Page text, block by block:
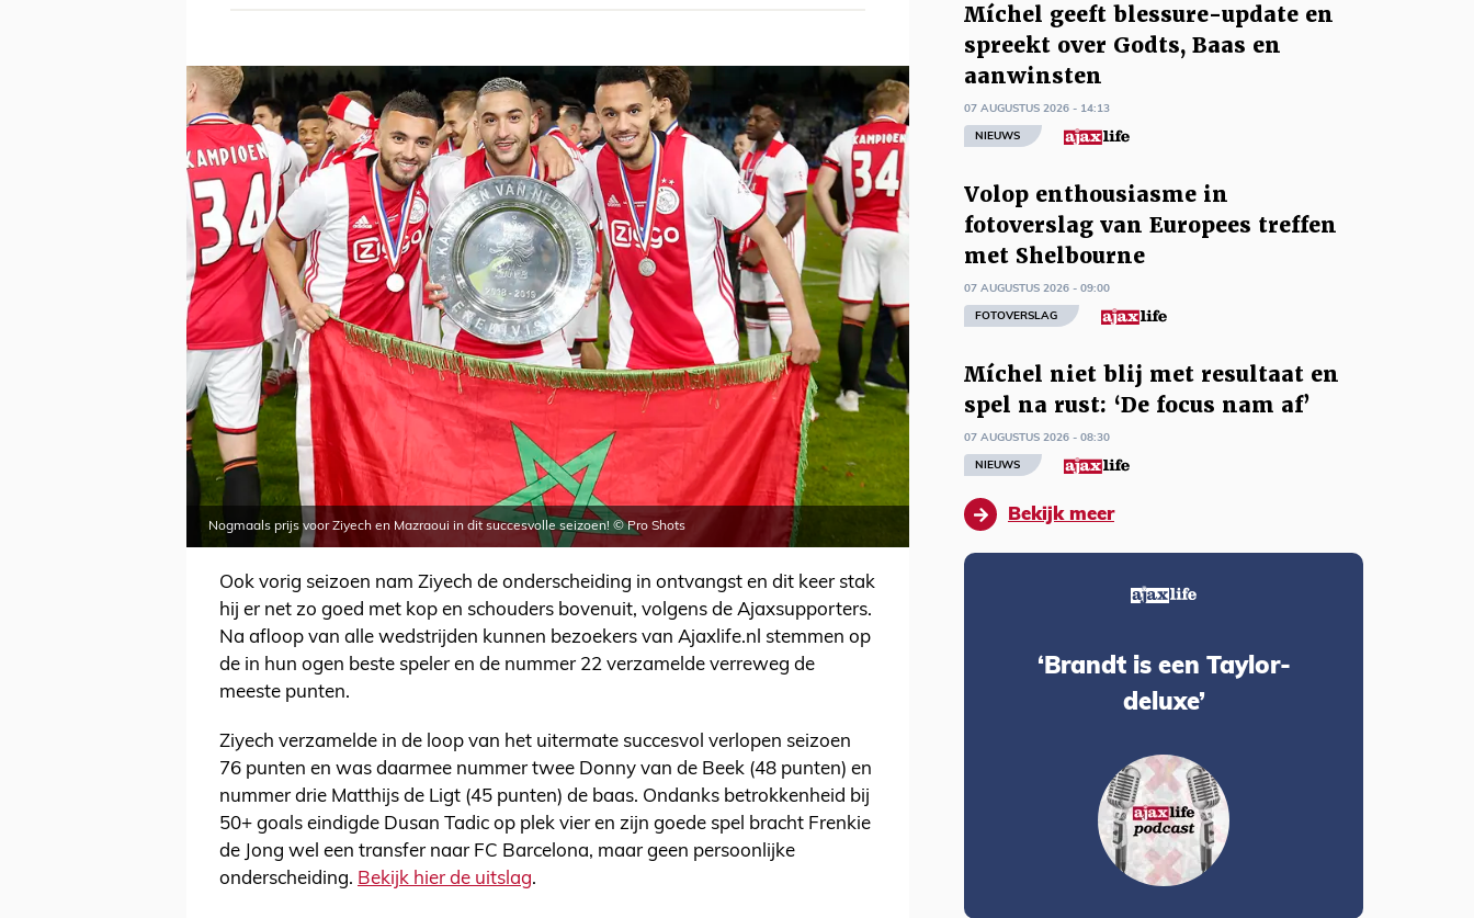
Nogmaals prijs voor Ziyech en Mazraoui in dit succesvolle seizoen! © Pro Shots
Ook vorig seizoen nam Ziyech de onderscheiding in ontvangst en dit keer stak
hij er net zo goed met kop en schouders bovenuit, volgens de Ajaxsupporters.
Na afloop van alle wedstrijden kunnen bezoekers van Ajaxlife.nl stemmen op
de in hun ogen beste speler en de nummer 22 verzamelde verreweg de
meeste punten.
Ziyech verzamelde in de loop van het uitermate succesvol verlopen seizoen
76 punten en was daarmee nummer twee Donny van de Beek (48 punten) en
nummer drie Matthijs de Ligt (45 punten) de baas. Ondanks betrokkenheid bij
50+ goals eindigde Dusan Tadic op plek vier en zijn goede spel bracht Frenkie
de Jong wel een transfer naar FC Barcelona, maar geen persoonlijke
onderscheiding. Bekijk hier de uitslag.
Míchel geeft blessure-update en
spreekt over Godts, Baas en
aanwinsten
07 AUGUSTUS 2026 - 14:13
NIEUWS
Volop enthousiasme in
fotoverslag van Europees treffen
met Shelbourne
07 AUGUSTUS 2026 - 09:00
FOTOVERSLAG
Míchel niet blij met resultaat en
spel na rust: ‘De focus nam af’
07 AUGUSTUS 2026 - 08:30
NIEUWS
Bekijk meer
‘Brandt is een Taylor-
deluxe’